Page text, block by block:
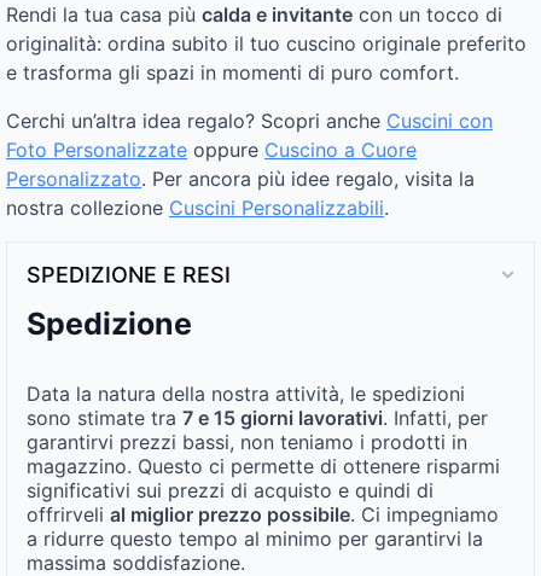
Rendi la tua casa più calda e invitante con un tocco di
originalità: ordina subito il tuo cuscino originale preferito
e trasforma gli spazi in momenti di puro comfort.
Cerchi un’altra idea regalo? Scopri anche Cuscini con
Foto Personalizzate oppure Cuscino a Cuore
Personalizzato. Per ancora più idee regalo, visita la
nostra collezione Cuscini Personalizzabili.
SPEDIZIONE E RESI
Spedizione
Data la natura della nostra attività, le spedizioni
sono stimate tra 7 e 15 giorni lavorativi. Infatti, per
garantirvi prezzi bassi, non teniamo i prodotti in
magazzino. Questo ci permette di ottenere risparmi
significativi sui prezzi di acquisto e quindi di
offrirveli al miglior prezzo possibile. Ci impegniamo
a ridurre questo tempo al minimo per garantirvi la
massima soddisfazione.